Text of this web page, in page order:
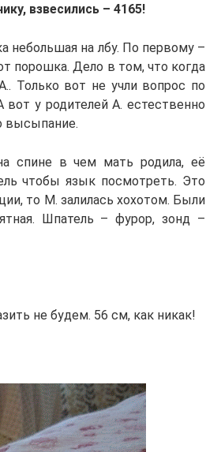
взвесились – 4165!
небольшая на лбу. По первому –
порошка. Дело в том, что когда
Только вот не учли вопрос по
у родителей А. естественно
высыпание.
спине в чем мать родила, её
чтобы язык посмотреть. Это
то М. залилась хохотом. Были
Шпатель – фурор, зонд –
не будем. 56 см, как никак!